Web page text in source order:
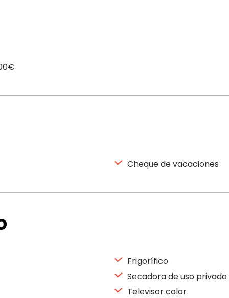
Cheque de vacaciones
Frigorífico
Secadora de uso privado
Televisor color